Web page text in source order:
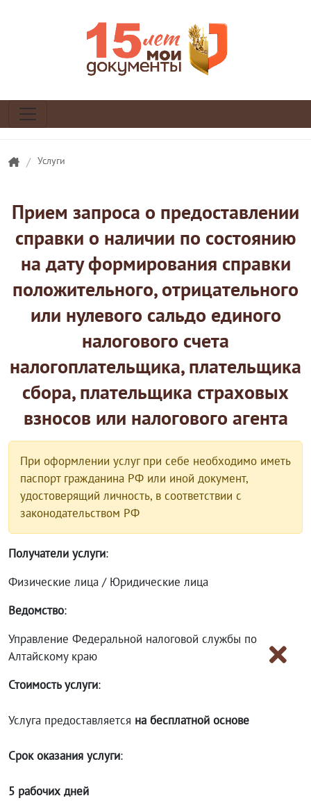
/ Услуги
Прием запроса о предоставлении
справки о наличии по состоянию
на дату формирования справки
положительного, отрицательного
или нулевого сальдо единого
налогового счета
налогоплательщика, плательщика
сбора, плательщика страховых
взносов или налогового агента
При оформлении услуг при себе необходимо иметь
паспорт гражданина РФ или иной документ,
удостоверящий личность, в соответствии с
законодательством РФ
Получатели услуги:
Физические лица / Юридические лица
Ведомство:
Управление Федеральной налоговой службы по
Алтайскому краю
Стоимость услуги:
Услуга предоставляется на бесплатной основе
Срок оказания услуги:
5 рабочих дней